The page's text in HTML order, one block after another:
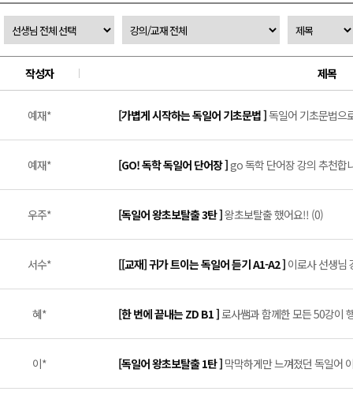
작성자 제목
예재* [가볍게 시작하는 독일어 기초문법 ]독일어 기초문법으
예재* [GO! 독학 독일어 단어장 ]go 독학 단어장 강의 추천합
우주* [독일어 왕초보탈출 3탄 ]왕초보탈출 했어요!! (0)
서수* [[교재] 귀가 트이는 독일어 듣기 A1-A2 ] 이로사 선생님
혜* [한 번에 끝내는 ZD B1 ]로사쌤과 함께한 모든 50강이
이* [독일어 왕초보탈출 1탄 ] 막막하게만 느껴졌던 독일어